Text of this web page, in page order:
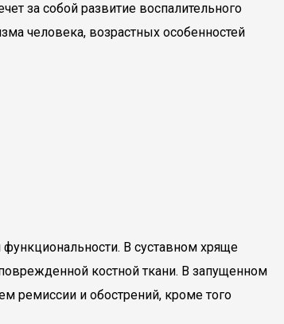
за собой развитие воспалительного
человека, возрастных особенностей
В суставном хряще
костной ткани. В запущенном
ремиссии и обострений, кроме того